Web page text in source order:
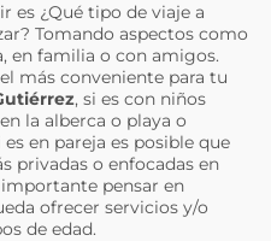
es ¿Qué tipo de viaje a
Tomando aspectos como
en familia o con amigos.
más conveniente para tu
, si es con niños
la alberca o playa o
en pareja es posible que
privadas o enfocadas en
pensar en
ofrecer servicios y/o
de edad.